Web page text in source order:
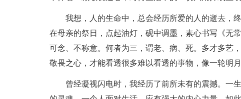
我想，人的生命中，总会经历所爱的人的逝去，
在母亲的祭日，点起油灯，砚中调墨，素心书写《无
可念、不称意。何者为三，谓老、病、死。多才多艺
敬畏之心，才能看透很多难以看透的事物，像一轮明月
曾经凝视闪电时，我经历了前所未有的震撼。一